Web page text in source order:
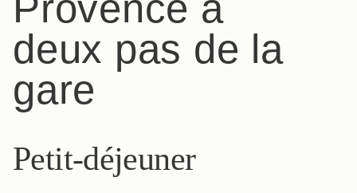
deux pas de la
gare
Petit-déjeuner
La MaisonLes Chambres & Suites
Restaurant & BarNos Partenaires
Nos Engagements